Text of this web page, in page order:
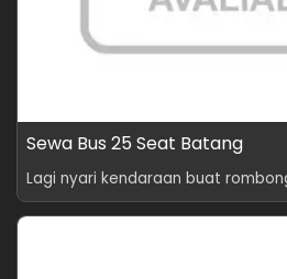
Sewa Bus 25 Seat Batang
Lagi nyari kendaraan buat